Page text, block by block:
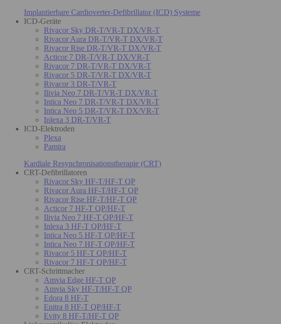
Implantierbare Cardioverter-Defibrillator (ICD) Systeme
ICD-Geräte
Rivacor Sky DR-T/VR-T DX/VR-T
Rivacor Aura DR-T/VR-T DX/VR-T
Rivacor Rise DR-T/VR-T DX/VR-T
Acticor 7 DR-T/VR-T DX/VR-T
Rivacor 7 DR-T/VR-T DX/VR-T
Rivacor 5 DR-T/VR-T DX/VR-T
Rivacor 3 DR-T/VR-T
Ilivia Neo 7 DR-T/VR-T DX/VR-T
Intica Neo 7 DR-T/VR-T DX/VR-T
Intica Neo 5 DR-T/VR-T DX/VR-T
Inlexa 3 DR-T/VR-T
ICD-Elektroden
Plexa
Pamira
Kardiale Resynchronisationstherapie (CRT)
CRT-Defibrillatoren
Rivacor Sky HF-T/HF-T QP
Rivacor Aura HF-T/HF-T QP
Rivacor Rise HF-T/HF-T QP
Acticor 7 HF-T QP/HF-T
Ilivia Neo 7 HF-T QP/HF-T
Inlexa 3 HF-T QP/HF-T
Intica Neo 5 HF-T QP/HF-T
Intica Neo 7 HF-T QP/HF-T
Rivacor 5 HF-T QP/HF-T
Rivacor 7 HF-T QP/HF-T
CRT-Schrittmacher
Amvia Edge HF-T QP
Amvia Sky HF-T/HF-T QP
Edora 8 HF-T
Enitra 8 HF-T QP/HF-T
Evity 8 HF-T/HF-T QP